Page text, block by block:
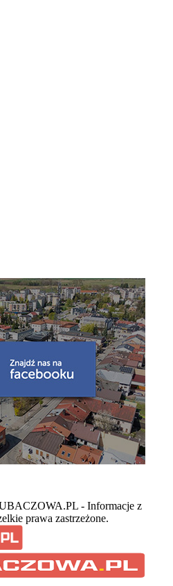
- Informacje z
prawa zastrzeżone.